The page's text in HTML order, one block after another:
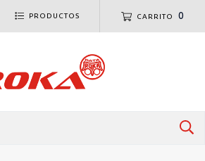
PRODUCTOS CARRITO 0